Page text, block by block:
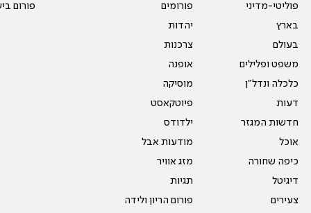
פוליטי-מדיני
בארץ
בעולם
משפט ופלילים
כלכלה ונדל"ן
דעות
חדשות המגזר
אוכל
כיפה שחורה
דיגיטל
צעירים
פורומים
יהדות
צרכנות
אופנה
מוסיקה
פיוטקאסט
ילדודס
מודעות אבל
מזג אוויר
תגיות
פורום הריון ולידה
פורום